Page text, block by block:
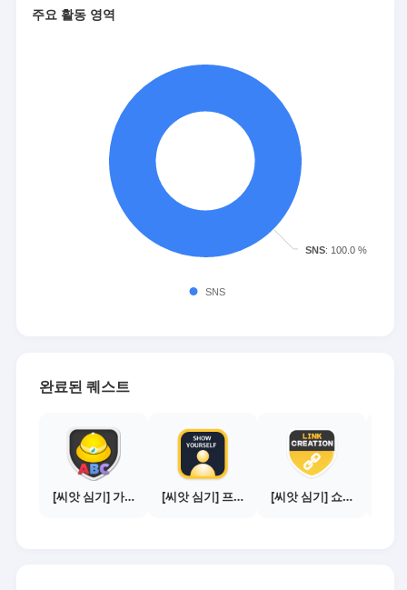
주요 활동 영역
완료된 퀘스트
[씨앗 심기] 가이드보기 - 매체별 활동 가이드 [씨앗 심기] 프로필 사진 등록하기 [씨앗 심기] 쇼핑몰 링크 발급하기 - 제휴몰 10곳